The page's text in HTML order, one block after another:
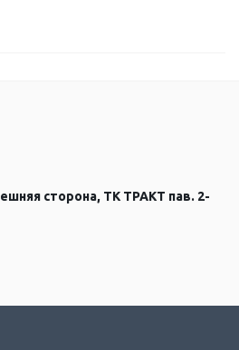
сторона, ТК ТРАКТ пав. 2-